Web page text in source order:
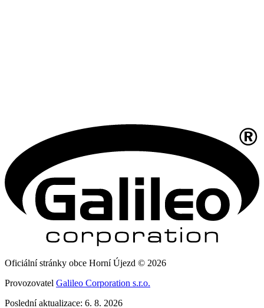
Oficiální stránky obce Horní Újezd © 2026
Provozovatel Galileo Corporation s.r.o.
Poslední aktualizace: 6. 8. 2026